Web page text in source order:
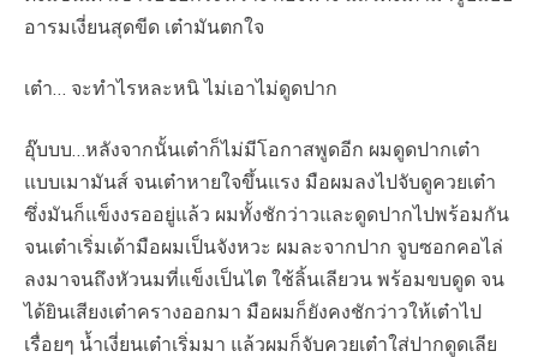
อารมเงี่ยนสุดขีด เต๋ามันตกใจ
เต๋า… จะทำไรหละหนิ ไม่เอาไม่ดูดปาก
อุ๊บบบ…หลังจากนั้นเต๋าก็ไม่มีโอกาสพูดอีก ผมดูดปากเต๋า
แบบเมามันส์ จนเต๋าหายใจขึ้นแรง มือผมลงไปจับดูควยเต๋า
ซึ่งมันก็แข็งงรออยู่แล้ว ผมทั้งชักว่าวและดูดปากไปพร้อมกัน
จนเต๋าเริ่มเด้ามือผมเป็นจังหวะ ผมละจากปาก จูบซอกคอไล่
ลงมาจนถึงหัวนมที่แข็งเป็นไต ใช้ลิ้นเลียวน พร้อมขบดูด จน
ได้ยินเสียงเต๋าครางออกมา มือผมก็ยังคงชักว่าวให้เต๋าไป
เรื่อยๆ น้ำเงี่ยนเต๋าเริ่มมา แล้วผมก็จับควยเต๋าใส่ปากดูดเลีย